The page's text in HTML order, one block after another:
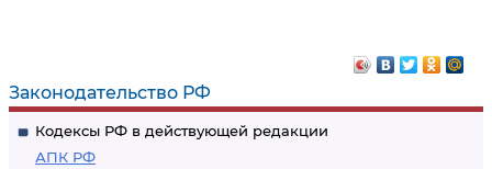
Законодательство РФ
Кодексы РФ в действующей редакции
АПК РФ